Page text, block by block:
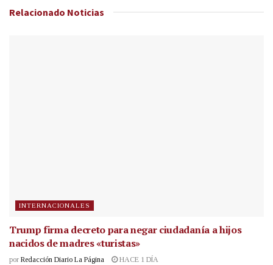
Relacionado Noticias
INTERNACIONALES
Trump firma decreto para negar ciudadanía a hijos
nacidos de madres «turistas»
por Redacción Diario La Página HACE 1 DÍA